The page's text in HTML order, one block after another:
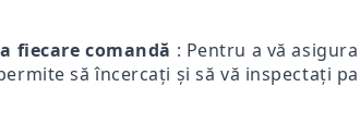
fiecare comandă : Pentru a vă
să încercați și să vă